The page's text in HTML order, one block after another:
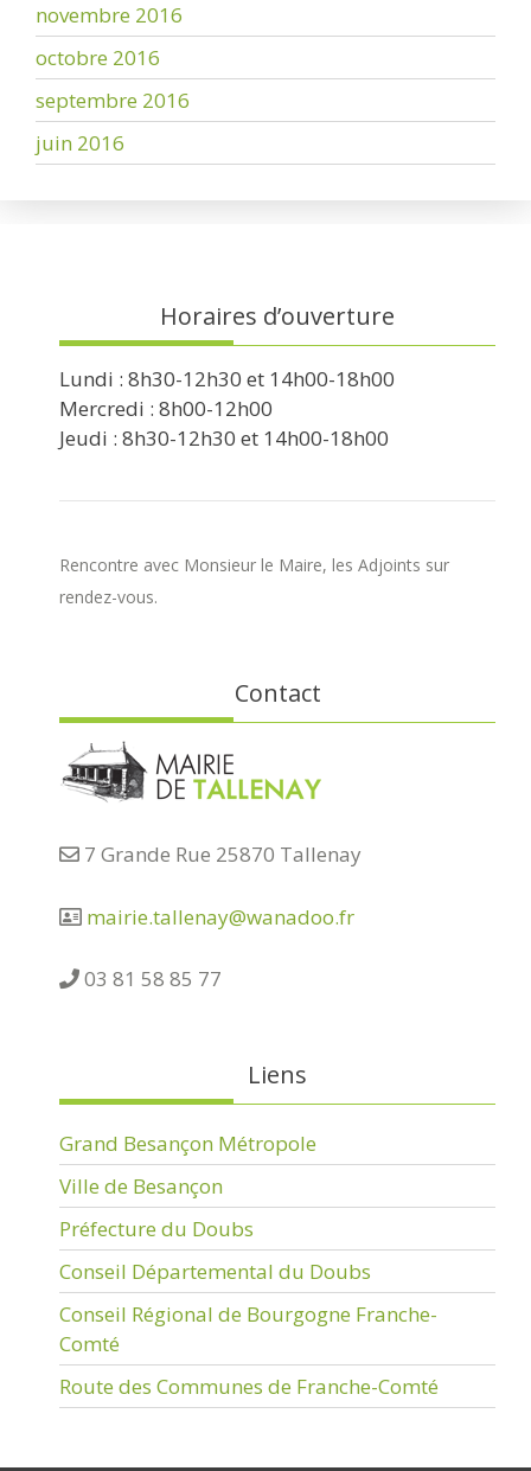
novembre 2016
octobre 2016
septembre 2016
juin 2016
Horaires d’ouverture
Lundi : 8h30-12h30 et 14h00-18h00
Mercredi : 8h00-12h00
Jeudi : 8h30-12h30 et 14h00-18h00
Rencontre avec Monsieur le Maire, les Adjoints sur
rendez-vous.
Contact
7 Grande Rue 25870 Tallenay
mairie.tallenay@wanadoo.fr
03 81 58 85 77
Liens
Grand Besançon Métropole
Ville de Besançon
Préfecture du Doubs
Conseil Départemental du Doubs
Conseil Régional de Bourgogne Franche-
Comté
Route des Communes de Franche-Comté